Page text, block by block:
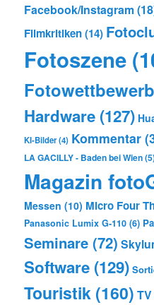
Facebook/Instagram
Filmkritiken(14)
Fotoszene
Fotowettbewerb
Hardware (127)
KI-Bilder(4) Kommentar
LA GACILLY - Baden bei Wien
Magazin
Messen (10) Micro Four
Panasonic Lumix G-110 (6)
Seminare (72)
Software (129)
Touristik (160)